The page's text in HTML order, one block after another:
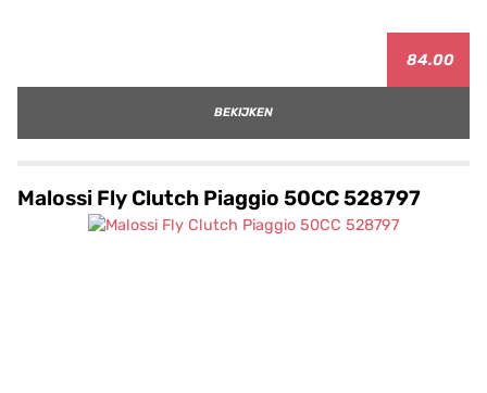
84.00
BEKIJKEN
Malossi Fly Clutch Piaggio 50CC 528797